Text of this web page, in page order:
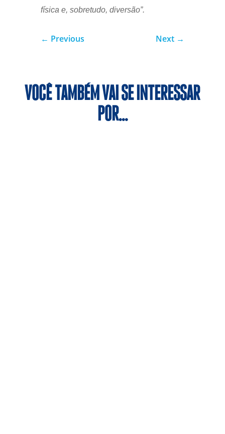
física e, sobretudo, diversão”.
← Previous Next →
VOCÊ TAMBÉM VAI SE INTERESSAR
POR…